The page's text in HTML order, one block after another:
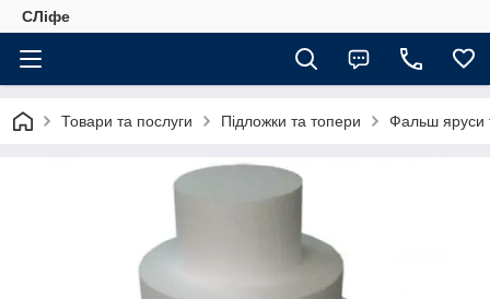
СЛіфе
Товари та послуги Підложки та топери Фальш яруси